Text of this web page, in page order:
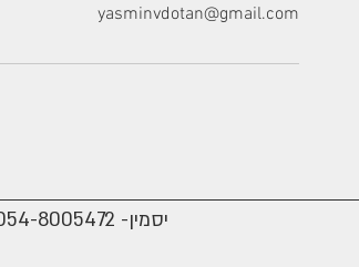
yasminvdotan@gmail.com
יסמין- 054-8005472 דותן-